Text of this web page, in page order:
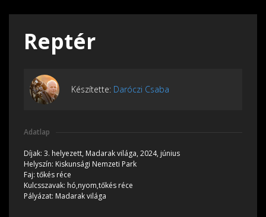
Reptér
Készítette: Daróczi Csaba
Adatlap
Díjak: 3. helyezett, Madarak világa, 2024, június
Helyszín: Kiskunsági Nemzeti Park
Faj: tőkés réce
Kulcsszavak: hó,nyom,tőkés réce
Pályázat: Madarak világa